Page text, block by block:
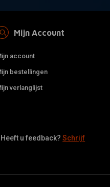
Mijn Account
account
bestellingen
verlanglijst
u feedback?Schrijf